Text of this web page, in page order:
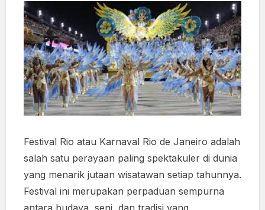
Festival Rio atau Karnaval Rio de Janeiro adalah
salah satu perayaan paling spektakuler di dunia
yang menarik jutaan wisatawan setiap tahunnya.
Festival ini merupakan perpaduan sempurna
antara budaya, seni, dan tradisi yang